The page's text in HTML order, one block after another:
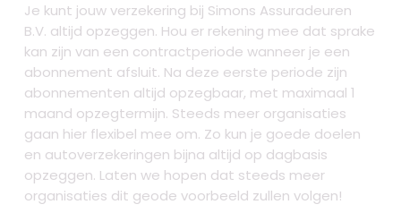
Je kunt jouw verzekering bij Simons Assuradeuren
B.V. altijd opzeggen. Hou er rekening mee dat sprake
kan zijn van een contractperiode wanneer je een
abonnement afsluit. Na deze eerste periode zijn
abonnementen altijd opzegbaar, met maximaal 1
maand opzegtermijn. Steeds meer organisaties
gaan hier flexibel mee om. Zo kun je goede doelen
en autoverzekeringen bijna altijd op dagbasis
opzeggen. Laten we hopen dat steeds meer
organisaties dit geode voorbeeld zullen volgen!